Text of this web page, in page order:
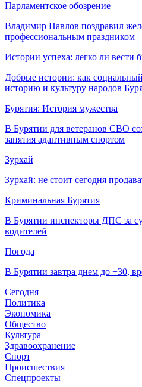
Парламентское обозрение
Владимир Павлов поздравил
профессиональным праздником
Истории успеха: легко ли вести
Добрые истории: как
историю и культуру народов
Бурятия: История мужества
В Бурятии для ветеранов СВО
занятия адаптивным спортом
Зурхай
Зурхай: не стоит сегодня
Криминальная Бурятия
В Бурятии инспекторы ДПС за
водителей
Погода
В Бурятии завтра днем до +30,
Сегодня
Политика
Экономика
Общество
Культура
Здравоохранение
Спорт
Происшествия
Спецпроекты